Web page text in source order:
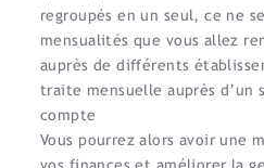
regroupés en un seul, ce ne
mensualités que vous allez
auprès de différents
traite mensuelle auprès d’un
compte
Vous pourrez alors avoir une